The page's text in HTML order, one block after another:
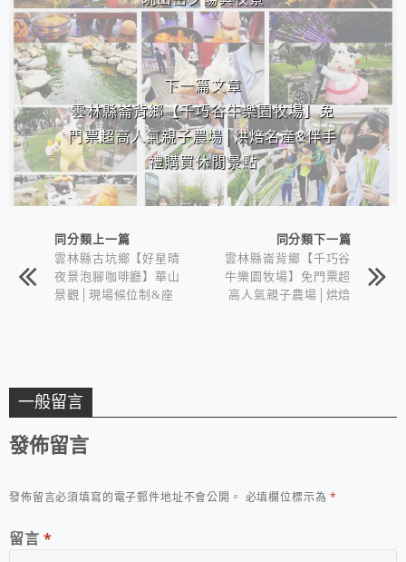
下一篇文章
雲林縣崙背鄉【千巧谷牛樂園牧場】免
門票超高人氣親子農場│烘焙名產&伴手
禮購買休閒景點
同分類上一篇
雲林縣古坑鄉【好星晴
夜景泡腳咖啡廳】華山
景觀│現場候位制&座
同分類下一篇
雲林縣崙背鄉【千巧谷
牛樂園牧場】免門票超
高人氣親子農場│烘焙
一般留言
發佈留言
發佈留言必須填寫的電子郵件地址不會公開。 必填欄位標示為*
留言 *